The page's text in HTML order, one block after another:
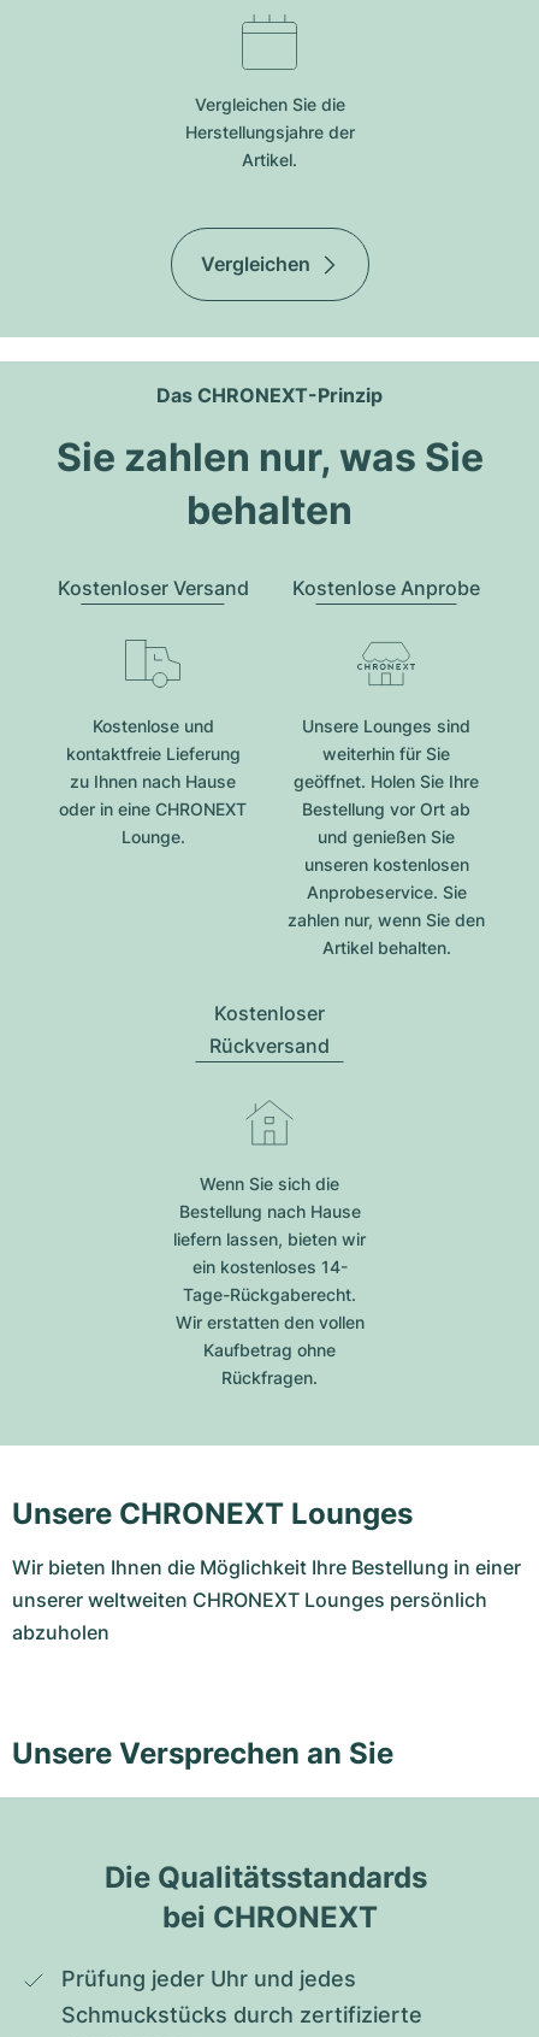
Vergleichen Sie die
Herstellungsjahre der
Artikel.
Vergleichen
Das CHRONEXT-Prinzip
Sie zahlen nur, was Sie
behalten
Kostenloser Versand
Kostenlose und
kontaktfreie Lieferung
zu Ihnen nach Hause
oder in eine CHRONEXT
Lounge.
Kostenlose Anprobe
Unsere Lounges sind
weiterhin für Sie
geöffnet. Holen Sie Ihre
Bestellung vor Ort ab
und genießen Sie
unseren kostenlosen
Anprobeservice. Sie
zahlen nur, wenn Sie den
Artikel behalten.
Kostenloser
Rückversand
Wenn Sie sich die
Bestellung nach Hause
liefern lassen, bieten wir
ein kostenloses 14-
Tage-Rückgaberecht.
Wir erstatten den vollen
Kaufbetrag ohne
Rückfragen.
Unsere CHRONEXT Lounges
Wir bieten Ihnen die Möglichkeit Ihre Bestellung in einer
unserer weltweiten CHRONEXT Lounges persönlich
abzuholen
Unsere Versprechen an Sie
Die Qualitätsstandards
bei CHRONEXT
Prüfung jeder Uhr und jedes
Schmuckstücks durch zertifizierte